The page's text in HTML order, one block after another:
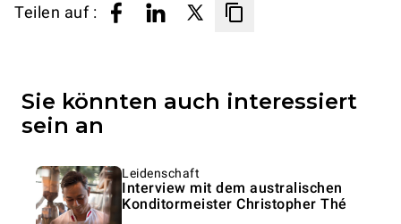
Teilen auf :
Sie könnten auch interessiert
sein an
Leidenschaft
Interview mit dem australischen
Konditormeister Christopher Thé